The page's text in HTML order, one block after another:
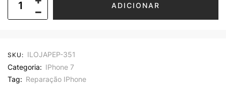
ADICIONAR
SKU: ILOJAPEP-351
Categoria: IPhone 7
Tag: Reparação IPhone